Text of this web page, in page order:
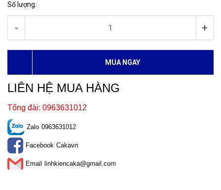
Số lượng:
- +
MUA NGAY
LIÊN HỆ MUA HÀNG
Tổng đài: 0963631012
Zalo 0963631012
Facebook Cakavn
Email linhkiencaka@gmail.com